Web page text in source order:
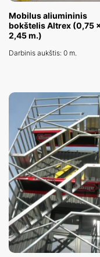
Mobilus aliumininis
bokštelis Altrex (0,75
2,45 m.)
Darbinis aukštis: 0 m.